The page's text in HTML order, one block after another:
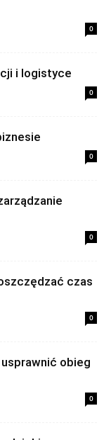
0
i logistyce
0
0
0
czas
0
obieg
0